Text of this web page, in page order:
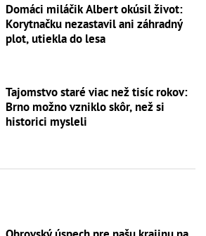
Domáci miláčik Albert okúsil život:
Korytnačku nezastavil ani záhradný
plot, utiekla do lesa
Tajomstvo staré viac než tisíc rokov:
Brno možno vzniklo skôr, než si
historici mysleli